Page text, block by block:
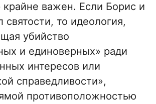
крайне важен. Если Борис и
святости, то идеология,
убийство
и единоверных» ради
интересов или
справедливости»,
противоположностью